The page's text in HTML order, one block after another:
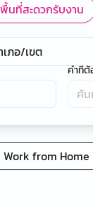
นที่สะดวกรับงาน
เภอ/เขต
คำที่ต้
Work from Home